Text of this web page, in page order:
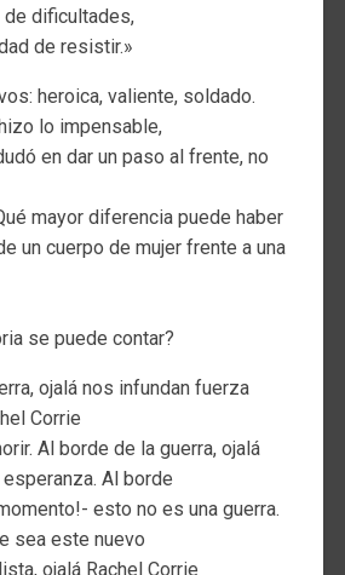
dificultades,
de resistir.»
heroica, valiente, soldado.
lo impensable,
en dar un paso al frente, no
mayor diferencia puede haber
un cuerpo de mujer frente a una
se puede contar?
ojalá nos infundan fuerza
Corrie
Al borde de la guerra, ojalá
Al borde
esto no es una guerra.
sea este nuevo
ojalá Rachel Corrie